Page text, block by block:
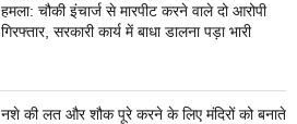
हमला: चौकी इंचार्ज से मारपीट करने वाले दो आरोपी
गिरफ्तार, सरकारी कार्य में बाधा डालना पड़ा भारी
नशे की लत और शौक पूरे करने के लिए मंदिरों को बनाते